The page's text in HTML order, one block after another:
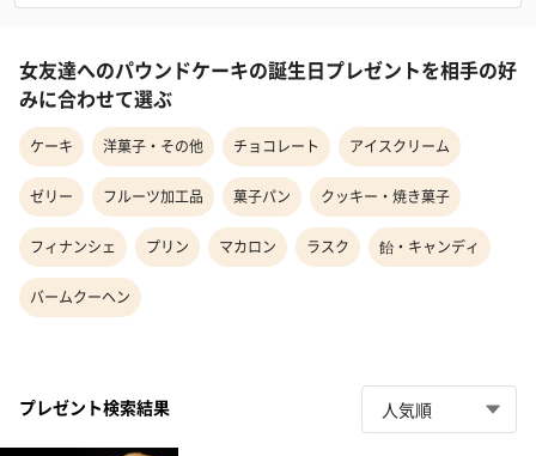
女友達へのパウンドケーキの誕生日プレゼントを相手の好
みに合わせて選ぶ
ケーキ 洋菓子・その他 チョコレート アイスクリーム
ゼリー フルーツ加工品 菓子パン クッキー・焼き菓子
フィナンシェ プリン マカロン ラスク 飴・キャンディ
バームクーヘン
プレゼント検索結果